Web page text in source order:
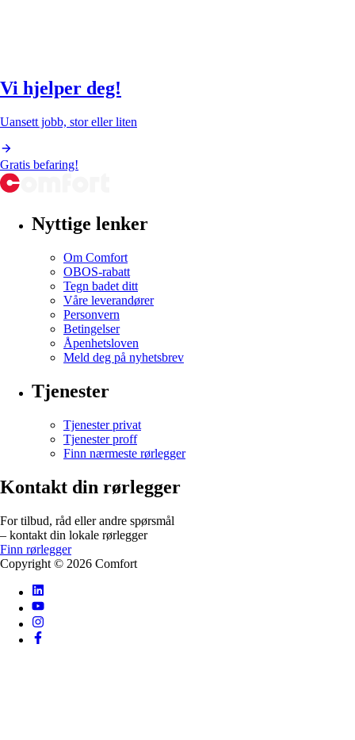
Vi hjelper deg!
Uansett jobb, stor eller liten
Gratis befaring!
Nyttige lenker
Om Comfort
OBOS-rabatt
Tegn badet ditt
Våre leverandører
Personvern
Betingelser
Åpenhetsloven
Meld deg på nyhetsbrev
Tjenester
Tjenester privat
Tjenester proff
Finn nærmeste rørlegger
Kontakt din rørlegger
For tilbud, råd eller andre spørsmål
– kontakt din lokale rørlegger
Finn rørlegger
Copyright © 2026 Comfort